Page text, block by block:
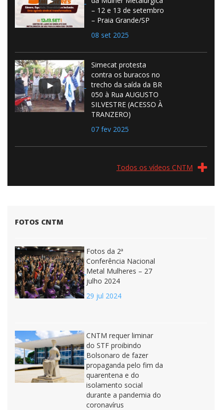
– 12 e 13 de setembro
– Praia Grande/SP
08 set 2025
Simecat protesta
contra os buracos no
trecho da saída da BR
050 à Rua AUGUSTO
SILVESTRE (ACESSO À
TRANZERO)
07 fev 2025
Todos os vídeos CNTM
FOTOS CNTM
Fotos da 2ª
Conferência Nacional
Metal Mulheres – 27
julho 2024
29 jul 2024
CNTM requer liminar
do STF proibindo
Bolsonaro de fazer
propaganda pelo fim da
quarentena e do
isolamento social
durante a pandemia do
coronavírus